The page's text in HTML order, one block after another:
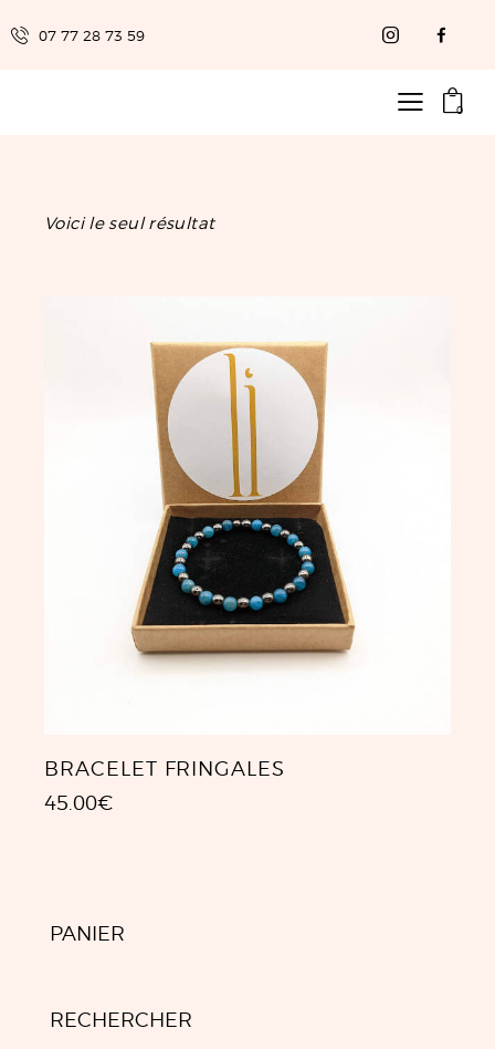
07 77 28 73 59
0
Voici le seul résultat
BRACELET FRINGALES
45.00€
PANIER
RECHERCHER